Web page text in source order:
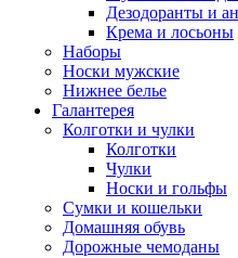
Дезодоранты и
Крема и лосьоны
Наборы
Носки мужские
Нижнее белье
Галантерея
Колготки и чулки
Колготки
Чулки
Носки и гольфы
Сумки и кошельки
Домашняя обувь
Дорожные чемоданы